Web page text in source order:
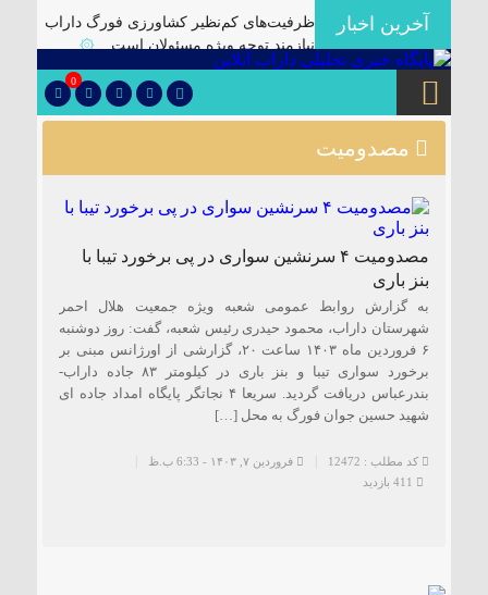
آخرین اخبار
ظرفیت‌های کم‌نظیر کشاورزی فورگ داراب
نیازمند توجه ویژه مسئولان است
۞
برگزاری آیین تودیع و معارفه بخشداران
شهرستان داراب با حضور مدیرکل سیاسی
استانداری فارس
۞
🔴دارابگرد فارس در مسیر یونسکو/تدوین
دارابگرد
۞
داراب
یک فوتی بر اثر ریزش آوار در معدن منگنز
داراب
۞
🔺انهدام باند توزیع موادمخدر در داراب/
باند
0
مصدومیت
مصدومیت ۴ سرنشین سواری در پی برخورد تیبا با
بنز باری
به گزارش روابط عمومی شعبه ویژه جمعیت هلال احمر
شهرستان داراب، محمود حیدری رئیس شعبه، گفت: روز دوشنبه
۶ فروردین ماه ۱۴۰۳ ساعت ۲۰، گزارشی از اورژانس مبنی بر
برخورد سواری تیبا و بنز باری در کیلومتر ۸۳ جاده داراب-
بندرعباس دریافت گردید. سریعا ۴ نجاتگر پایگاه امداد جاده ای
شهید حسین جوان فورگ به محل […]
کد مطلب : 12472
فروردین ۷, ۱۴۰۳ - 6:33 ب.ظ